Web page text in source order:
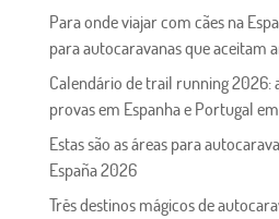
Para onde viajar com cães na
para autocaravanas que aceitam
Calendário de trail running 2026:
provas em Espanha e Portugal
Estas são as áreas para
España 2026
Três destinos mágicos de